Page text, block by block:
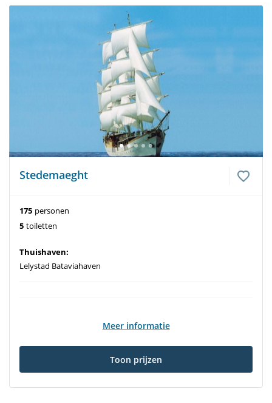
Stedemaeght
175 personen
5 toiletten
Thuishaven:
Lelystad Bataviahaven
Meer informatie
Toon prijzen